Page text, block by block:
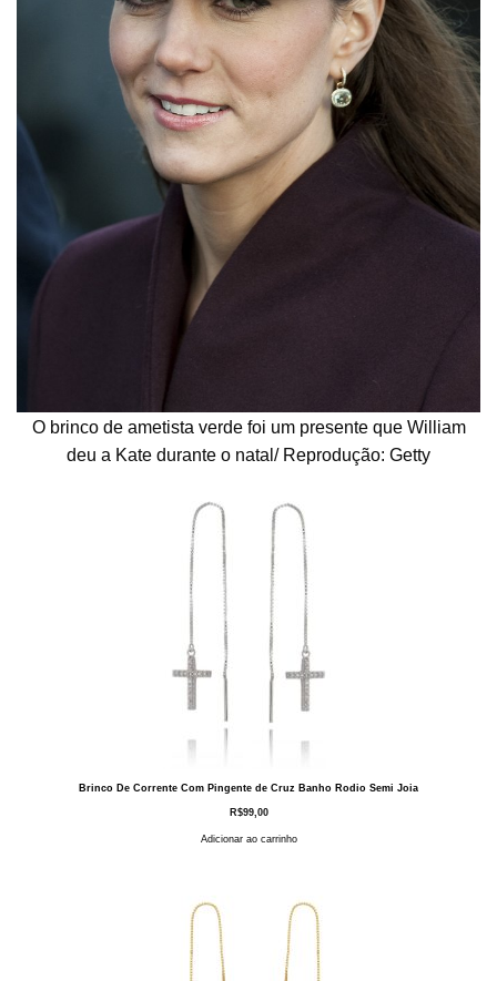
O brinco de ametista verde foi um presente que William
deu a Kate durante o natal/ Reprodução: Getty
Brinco De Corrente Com Pingente de Cruz Banho Rodio Semi Joia
R$99,00
Adicionar ao carrinho